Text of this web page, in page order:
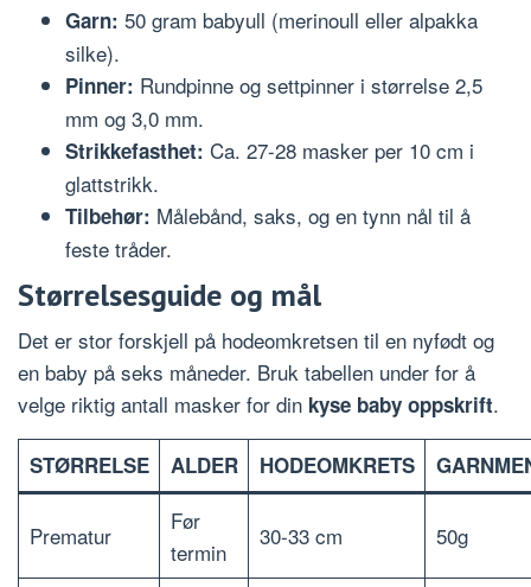
Garn: 50 gram babyull (merinoull eller alpakka
silke).
Pinner: Rundpinne og settpinner i størrelse 2,5
mm og 3,0 mm.
Strikkefasthet: Ca. 27-28 masker per 10 cm i
glattstrikk.
Tilbehør: Målebånd, saks, og en tynn nål til å
feste tråder.
Størrelsesguide og mål
Det er stor forskjell på hodeomkretsen til en nyfødt og
en baby på seks måneder. Bruk tabellen under for å
velge riktig antall masker for din kyse baby oppskrift.
STØRRELSE ALDER HODEOMKRETS
Prematur
Før
termin
30-33 cm 50g